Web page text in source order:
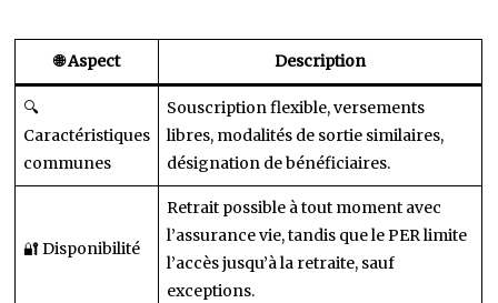
🌐 Aspect Description
🔍
Caractéristiques
communes
Souscription flexible, versements
libres, modalités de sortie similaires,
désignation de bénéficiaires.
🔐 Disponibilité
Retrait possible à tout moment avec
l’assurance vie, tandis que le PER limite
l’accès jusqu’à la retraite, sauf
exceptions.